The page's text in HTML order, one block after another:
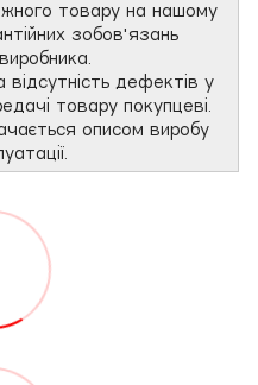
товару на нашому
зобов'язань
відсутність дефектів у
товару покупцеві.
описом виробу